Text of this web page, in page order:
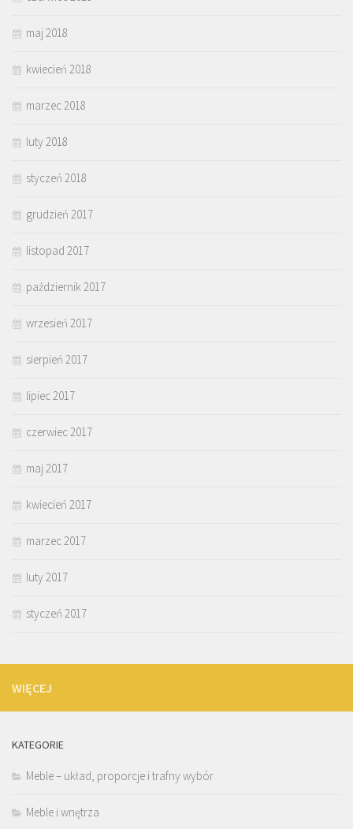
maj 2018
kwiecień 2018
marzec 2018
luty 2018
styczeń 2018
grudzień 2017
listopad 2017
październik 2017
wrzesień 2017
sierpień 2017
lipiec 2017
czerwiec 2017
maj 2017
kwiecień 2017
marzec 2017
luty 2017
styczeń 2017
WIĘCEJ
KATEGORIE
Meble – układ, proporcje i trafny wybór
Meble i wnętrza